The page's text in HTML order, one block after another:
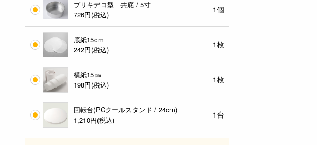
ブリキデコ型 共底 / 5寸
726円(税込)
1個
底紙15cm
242円(税込)
1枚
横紙15㎝
198円(税込)
1枚
回転台(PCクールスタンド / 24cm)
1,210円(税込)
1台